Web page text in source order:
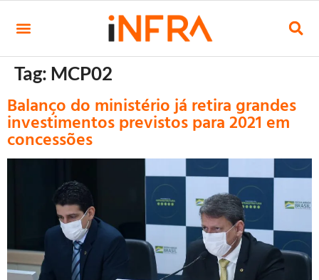
Tag: MCP02
Balanço do ministério já retira grandes
investimentos previstos para 2021 em
concessões